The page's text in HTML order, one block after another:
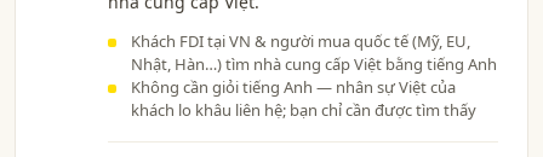
Khách FDI tại VN & người mua quốc tế (Mỹ, EU,
Nhật, Hàn…) tìm nhà cung cấp Việt bằng tiếng Anh
Không cần giỏi tiếng Anh — nhân sự Việt của
khách lo khâu liên hệ; bạn chỉ cần được tìm thấy